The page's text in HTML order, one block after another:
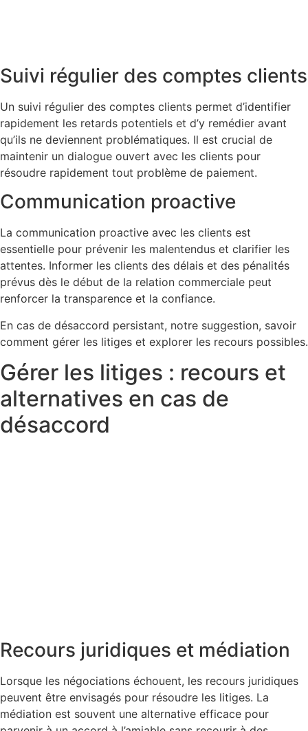
Suivi régulier des comptes clients
Un suivi régulier des comptes clients permet d’identifier
rapidement les retards potentiels et d’y remédier avant
qu’ils ne deviennent problématiques. Il est crucial de
maintenir un dialogue ouvert avec les clients pour
résoudre rapidement tout problème de paiement.
Communication proactive
La communication proactive avec les clients est
essentielle pour prévenir les malentendus et clarifier les
attentes. Informer les clients des délais et des pénalités
prévus dès le début de la relation commerciale peut
renforcer la transparence et la confiance.
En cas de désaccord persistant, notre suggestion, savoir
comment gérer les litiges et explorer les recours possibles.
Gérer les litiges : recours et
alternatives en cas de
désaccord
Recours juridiques et médiation
Lorsque les négociations échouent, les recours juridiques
peuvent être envisagés pour résoudre les litiges. La
médiation est souvent une alternative efficace pour